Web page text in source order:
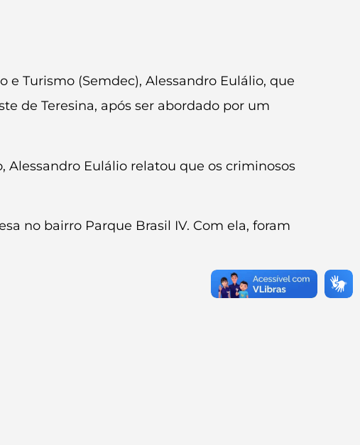
Turismo (Semdec), Alessandro Eulálio, que
de Teresina, após ser abordado por um
Eulálio relatou que os criminosos
no bairro Parque Brasil IV. Com ela, foram